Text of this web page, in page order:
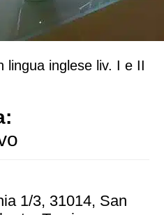
lingua inglese liv. I e II
1/3, 31014, San